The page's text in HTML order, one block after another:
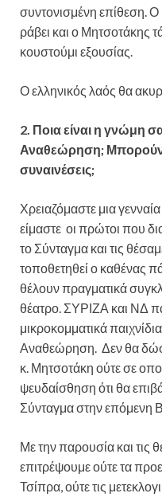
συντονισμένη επίθεση.
ράβει και ο Μητσοτάκης
κουστούμι εξουσίας.
Ο ελληνικός λαός θα
2. Ποια είναι η γνώμη
Αναθεώρηση; Μπορούν
συναινέσεις;
Χρειαζόμαστε μια
είμαστε οι πρώτοι που
το Σύνταγμα και τις
τοποθετηθεί ο καθένας
θέλουν πραγματικά
θέατρο. ΣΥΡΙΖΑ και ΝΔ
μικροκομματικά
Αναθεώρηση. Δεν θα
κ. Μητσοτάκη ούτε σε
ψευδαίσθηση ότι θα
Σύνταγμα στην επόμενη
Με την παρουσία και τις
επιτρέψουμε ούτε τα
Τσίπρα, ούτε τις